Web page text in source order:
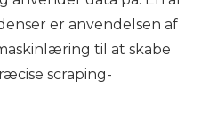
er anvendelsen af
til at skabe
scraping-